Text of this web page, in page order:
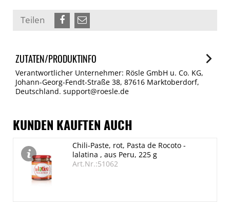
Teilen
ZUTATEN/PRODUKTINFO
Verantwortlicher Unternehmer: Rösle GmbH u. Co. KG,
Johann-Georg-Fendt-Straße 38, 87616 Marktoberdorf,
Deutschland. support@roesle.de
KUNDEN KAUFTEN AUCH
Chili-Paste, rot, Pasta de Rocoto -
lalatina , aus Peru, 225 g
Art.Nr.:51062